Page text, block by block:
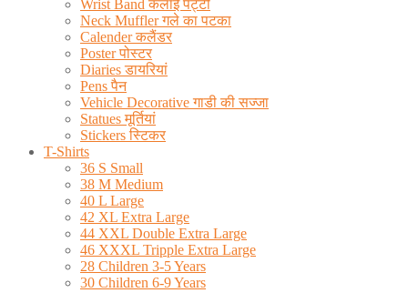
Wrist Band कलाई पट्टी
Neck Muffler गले का पटका
Calender कलैंडर
Poster पोस्टर
Diaries डायरियां
Pens पैन
Vehicle Decorative गाडी की सज्जा
Statues मूर्तियां
Stickers स्टिकर
T-Shirts
36 S Small
38 M Medium
40 L Large
42 XL Extra Large
44 XXL Double Extra Large
46 XXXL Tripple Extra Large
28 Children 3-5 Years
30 Children 6-9 Years